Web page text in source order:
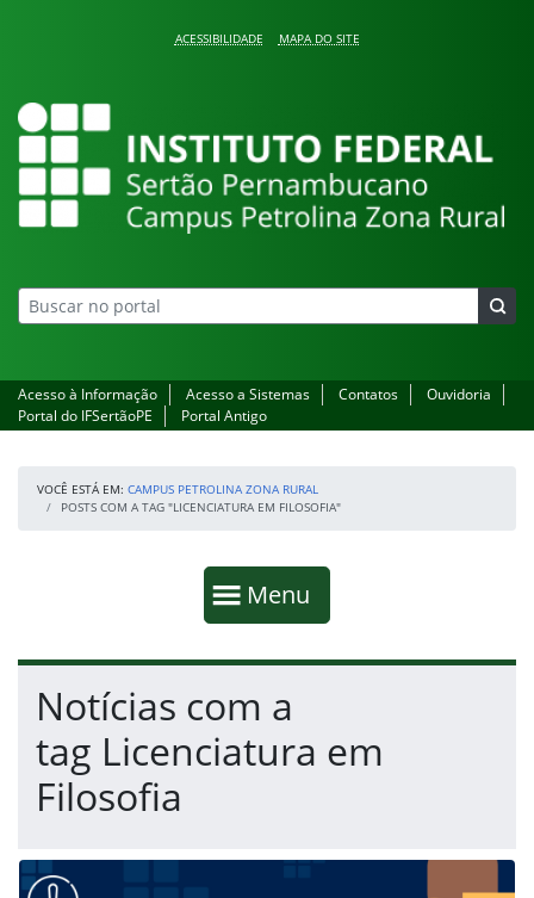
ACESSIBILIDADE MAPA DO SITE
Campus Petrolina
Acesso à Informação Acesso a Sistemas Contatos
Ouvidoria
Portal do IFSertãoPE
Portal Antigo
VOCÊ ESTÁ EM: CAMPUS PETROLINA ZONA RURAL
POSTS COM A TAG "LICENCIATURA EM FILOSOFIA"
Mostrar
Menu
Fim da navegação
Início do conteúdo
Notícias com a
tag Licenciatura em
Filosofia